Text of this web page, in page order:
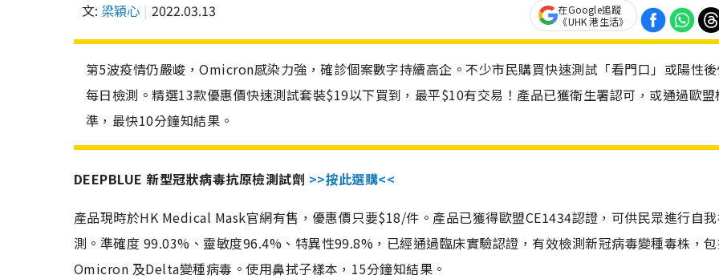
文: 梁穎心 2022.03.13
在Google追蹤
《UHK 港生活》
第5波疫情仍嚴峻，Omicron感染力強，確診個案數字持續高企。不少市民購買快速測試「看門口」或陽性
每日檢測。精選13款優惠價快速測試套裝$19以下買到，最平$10有交易！產品已獲衛生署認可，或通過歐盟
準，最快10分鐘知結果。
DEEPBLUE 新型冠狀病毒抗原檢測試劑 >>按此選購<<
產品現時於HK Medical Mask官網有售，優惠價只要$18/件。產品已獲得歐盟CE1434認證，可供民眾進行自
測。準確度 99.03%、靈敏度96.4%、特異性99.8%，已經通過臨床實驗認證，有效檢測新冠病毒變種毒株，
Omicron 及Delta變種病毒。使用鼻拭子樣本，15分鐘知結果。